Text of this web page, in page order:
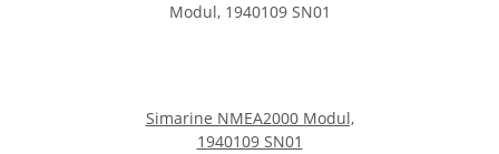
Simarine NMEA2000 Modul,
1940109 SN01